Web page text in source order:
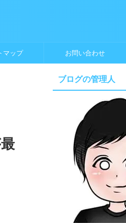
マップ お問い合わせ
ブログの管理人